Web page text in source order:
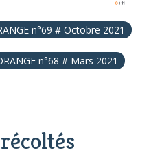
n°69 # Octobre 2021
n°68 # Mars 2021